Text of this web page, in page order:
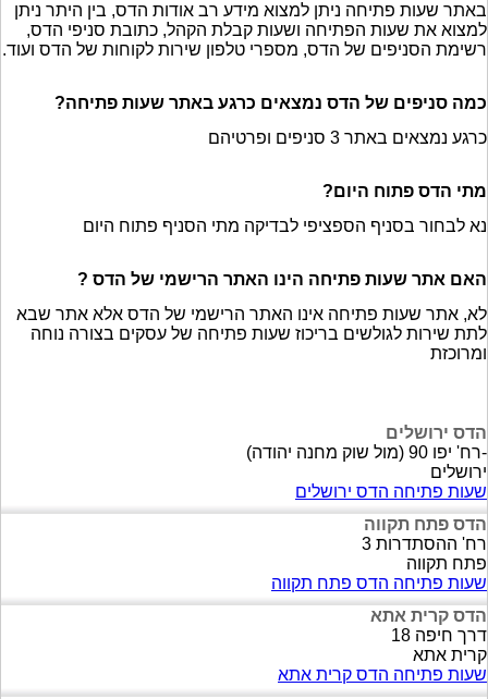
באתר שעות פתיחה ניתן למצוא מידע רב אודות הדס, בין היתר ניתן
למצוא את שעות הפתיחה ושעות קבלת הקהל, כתובת סניפי הדס,
רשימת הסניפים של הדס, מספרי טלפון שירות לקוחות של הדס ועוד.
כמה סניפים של הדס נמצאים כרגע באתר שעות פתיחה?
כרגע נמצאים באתר 3 סניפים ופרטיהם
מתי הדס פתוח היום?
נא לבחור בסניף הספציפי לבדיקה מתי הסניף פתוח היום
האם אתר שעות פתיחה הינו האתר הרישמי של הדס ?
לא, אתר שעות פתיחה אינו האתר הרישמי של הדס אלא אתר שבא
לתת שירות לגולשים בריכוז שעות פתיחה של עסקים בצורה נוחה
ומרוכזת
הדס ירושלים
-רח' יפו 90 (מול שוק מחנה יהודה)
ירושלים
שעות פתיחה הדס ירושלים
הדס פתח תקווה
רח' ההסתדרות 3
פתח תקווה
שעות פתיחה הדס פתח תקווה
הדס קרית אתא
דרך חיפה 18
קרית אתא
שעות פתיחה הדס קרית אתא